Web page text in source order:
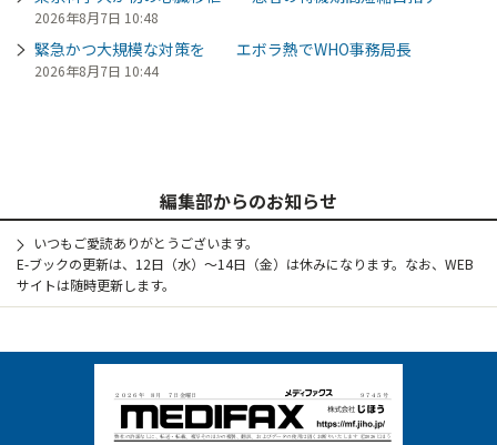
2026年8月7日 10:48
緊急かつ大規模な対策を エボラ熱でWHO事務局長
2026年8月7日 10:44
編集部からのお知らせ
いつもご愛読ありがとうございます。
E-ブックの更新は、12日（水）～14日（金）は休みになります。なお、WEB
サイトは随時更新します。